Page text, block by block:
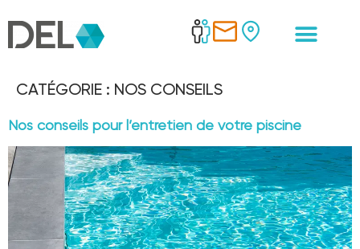
CATÉGORIE : NOS CONSEILS
Nos conseils pour l’entretien de votre piscine